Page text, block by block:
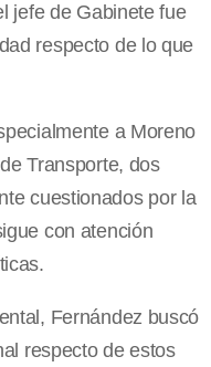
jefe de Gabinete fue
respecto de lo que
a Moreno
Transporte, dos
cuestionados por la
con atención
Fernández buscó
respecto de estos